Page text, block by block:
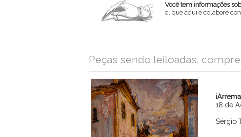
Você tem informações
clique aqui e colabore
Email
Peças sendo leiloadas,
18 de
Sérgio